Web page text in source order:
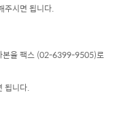
주시면 됩니다.
본을 팩스 (02-6399-9505)로
됩니다.